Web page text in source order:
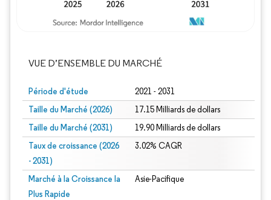
VUE D’ENSEMBLE DU MARCHÉ
Période d'étude 2021 - 2031
Taille du Marché (2026) 17.15 Milliards de dollars
Taille du Marché (2031) 19.90 Milliards de dollars
Taux de croissance (2026
- 2031)
3.02% CAGR
Marché à la Croissance la
Plus Rapide
Asie-Pacifique